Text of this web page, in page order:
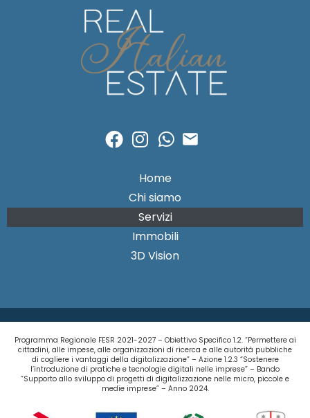
Home
Chi siamo
Servizi
Immobili
3D Vision
Programma Regionale FESR 2021-2027 – Obiettivo Specifico 1.2. “Permettere ai
cittadini, alle impese, alle organizzazioni di ricerca e alle autorità pubbliche
di cogliere i vantaggi della digitalizzazione” – Azione 1.2.3 “Sostenere
l’introduzione di pratiche e tecnologie digitali nelle imprese” – Bando
“Supporto allo sviluppo di progetti di digitalizzazione nelle micro, piccole e
medie imprese” – Anno 2024.